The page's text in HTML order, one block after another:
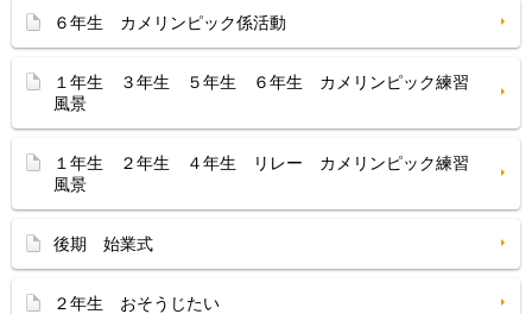
６年生 カメリンピック係活動
１年生 ３年生 ５年生 ６年生 カメリンピック練習
風景
１年生 ２年生 ４年生 リレー カメリンピック練習
風景
後期 始業式
２年生 おそうじたい